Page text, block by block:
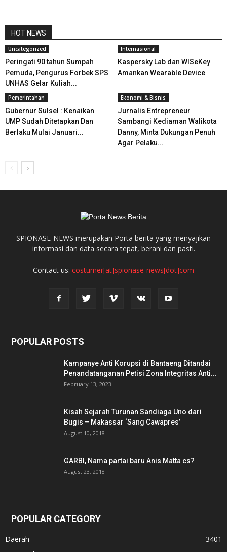
HOT NEWS
Uncategorized
Peringati 90 tahun Sumpah
Pemuda, Pengurus Forbek SPS
UNHAS Gelar Kuliah...
Internasional
Kaspersky Lab dan WISeKey
Amankan Wearable Device
Pemerintahan
Gubernur Sulsel : Kenaikan
UMP Sudah Ditetapkan Dan
Berlaku Mulai Januari...
Ekonomi & Bisnis
Jurnalis Entrepreneur
Sambangi Kediaman Walikota
Danny, Minta Dukungan Penuh
Agar Pelaku...
SPIONASE-NEWS merupakan Porta berita yang menyajikan
informasi dan data secara tepat, berani dan pasti.
Contact us: costumer[at]spionase-news[dot]com
POPULAR POSTS
Kampanye Anti Korupsi di Bantaeng Ditandai
Penandatanganan Petisi Zona Integritas Anti...
February 13, 2023
Kisah Sejarah Turunan Sandiaga Uno dari
Bugis – Makassar ‘Sang Cawapres’
August 10, 2018
GARBI, Nama partai baru Anis Matta cs?
August 23, 2018
POPULAR CATEGORY
Daerah
3401